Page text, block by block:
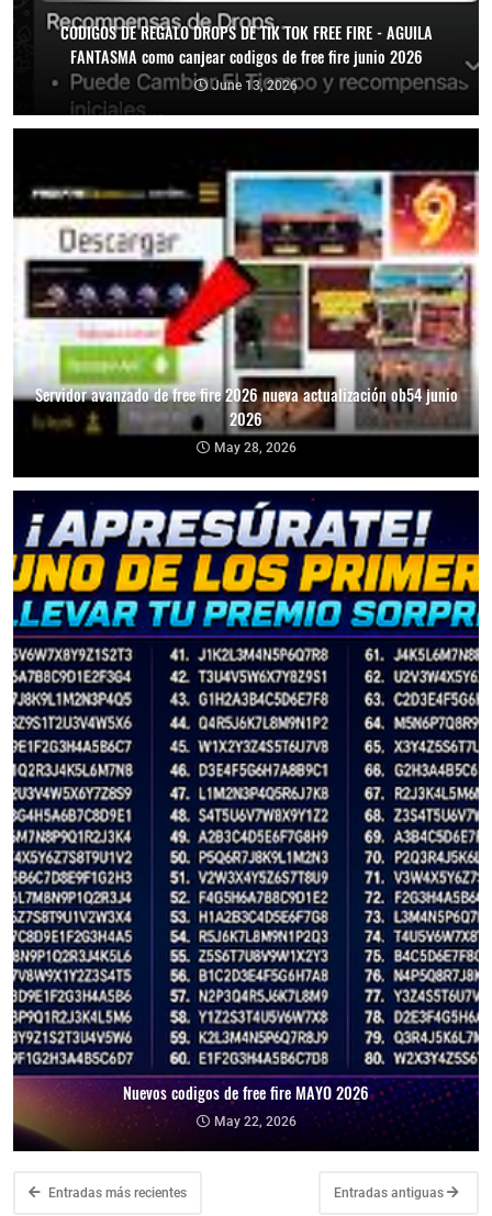
CODIGOS DE REGALO DROPS DE TIK TOK FREE FIRE - AGUILA
FANTASMA como canjear codigos de free fire junio 2026
June 13, 2026
Servidor avanzado de free fire 2026 nueva actualización ob54 junio
2026
May 28, 2026
Nuevos codigos de free fire MAYO 2026
May 22, 2026
Entradas más recientes Entradas antiguas